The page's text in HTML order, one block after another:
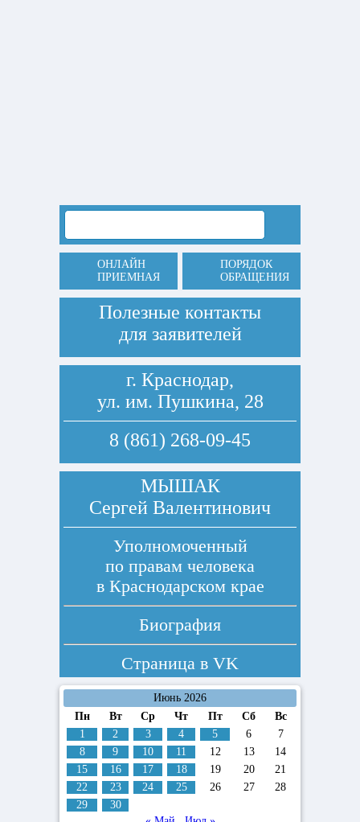
ОНЛАЙН
ПРИЕМНАЯ
ПОРЯДОК
ОБРАЩЕНИЯ
Полезные контакты
для заявителей
г. Краснодар,
ул. им. Пушкина, 28
8 (861) 268-09-45
МЫШАК
Сергей Валентинович
Уполномоченный
по правам человека
в Краснодарском крае
Биография
Страница в VK
Июнь 2026
Пн
Вт Ср Чт Пт Сб
Вс
1
2 3 4 5 6
7
8
9 10 11 12 13
14
15
16 17 18 19 20
21
22
23 24 25 26 27
28
29
30